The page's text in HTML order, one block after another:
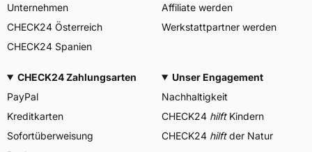
Unternehmen
CHECK24 Österreich
CHECK24 Spanien
Affiliate werden
Werkstattpartner werden
CHECK24 Zahlungsarten
PayPal
Kreditkarten
Sofortüberweisung
Unser Engagement
Nachhaltigkeit
CHECK24 hilftKindern
CHECK24 hilftder Natur